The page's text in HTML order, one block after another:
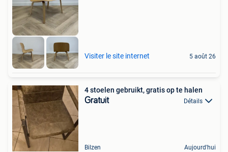
Visiter le site internet 5 août 26
4 stoelen gebruikt, gratis op te halen
Gratuit Détails
Bilzen Aujourd'hui